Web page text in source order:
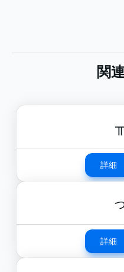
関
詳細
詳細